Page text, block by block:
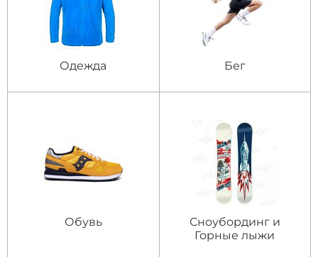
Одежда Бег
Обувь
Сноубординг и
Горные лыжи